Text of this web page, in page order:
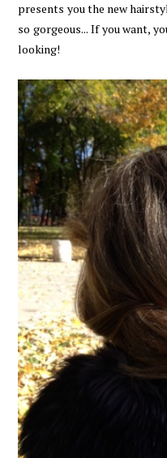
presents you the new
so gorgeous... If you want,
looking!